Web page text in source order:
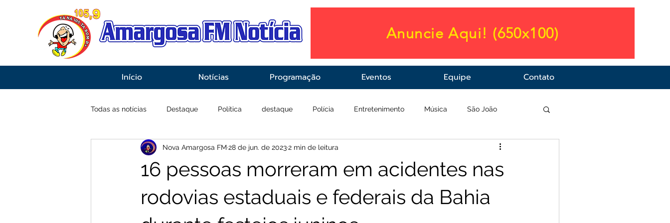
Anuncie Aqui! (650x100)
Início Notícias Programação Eventos Equipe Contato
Todas as notícias Destaque Política destaque Polícia Entretenimento Música São João
Economia Esportes Infraestrutura Saúde
16 pessoas morreram em acidentes nas
rodovias estaduais e federais da Bahia
Nova Amargosa FM 28 de jun. de 20232 min de leitura